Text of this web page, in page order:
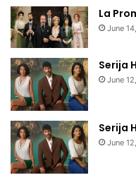
La
June
Serija
June
Serija
June